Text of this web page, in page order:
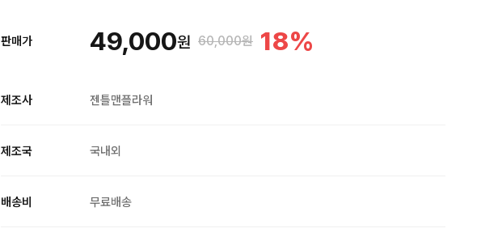
판매가 49,000원 60,000원 18%
제조사 젠틀맨플라워
제조국 국내외
배송비 무료배송